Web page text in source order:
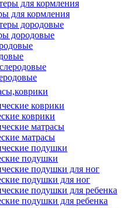
для кормления
дородовые
коврики
матрасы
подушки
подушки для ног
подушки для ребенка